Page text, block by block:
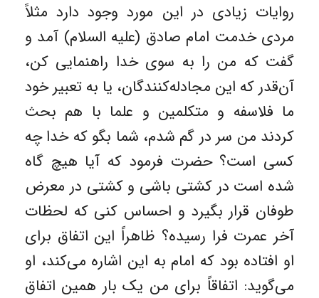
روایات زیادی در این مورد وجود دارد مثلاً
مردی خدمت امام صادق (علیه السلام) آمد و
گفت که من را به سوی خدا راهنمایی کن،
آن‌قدر که این مجادله‌کنندگان، یا به تعبیر خود
ما فلاسفه و متکلمین و علما با هم بحث
کردند من سر در گم شدم، شما بگو که خدا چه
کسی است؟ حضرت فرمود که آیا هیچ گاه
شده است در کشتی باشی و کشتی در معرض
طوفان قرار بگیرد و احساس کنی که لحظات
آخر عمرت فرا رسیده؟ ظاهراً این اتفاق برای
او افتاده بود که امام به این اشاره می‌کند، او
می‌گوید: اتفاقاً برای من یک بار همین اتفاق